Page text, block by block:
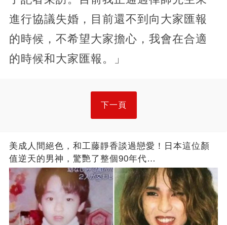
進行協議失婚，目前還不到向大家匯報
的時候，不希望大家擔心，我會在合適
的時候和大家匯報。」
下一頁
美成人間絕色，和工藤靜香談過戀愛！日本這位顏
值逆天的男神，驚艷了整個90年代…